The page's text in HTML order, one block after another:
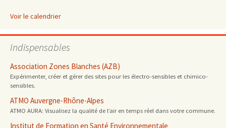
Voir le calendrier
Indispensables
Association Zones Blanches (AZB)
Expérimenter, créer et gérer des sites pour les électro-sensibles et chimico-
sensibles.
ATMO Auvergne-Rhône-Alpes
ATMO AURA: Visualisez la qualité de l’air en temps réel dans votre commune.
Institut de Formation en Santé Environnementale